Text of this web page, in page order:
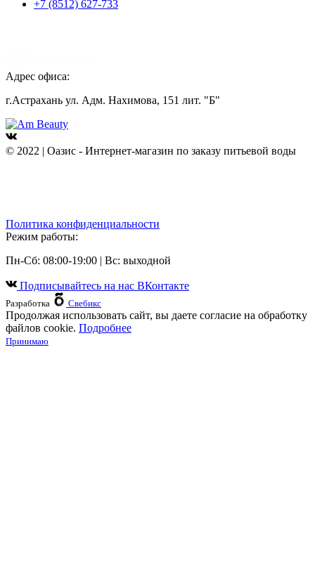
+7 (8512) 627-733
Адрес офиса:
г.Астрахань ул. Адм. Нахимова, 151 лит. "Б"
© 2022 | Оазис - Интернет-магазин по заказу питьевой воды
Политика конфиденциальности
Режим работы:
Пн-Сб: 08:00-19:00 | Вс: выходной
Подписывайтесь на наc ВКонтакте
Разработка Свебикс
Продолжая использовать сайт, вы даете согласие на обработку
файлов cookie. Подробнее
Принимаю